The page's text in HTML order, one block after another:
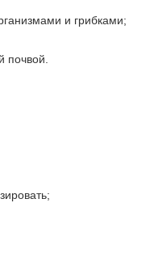
и грибками;
почвой.